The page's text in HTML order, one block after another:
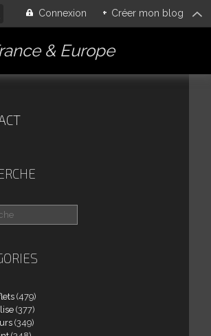
Connexion + Créer mon blog
& Europe
(479)
(377)
(349)